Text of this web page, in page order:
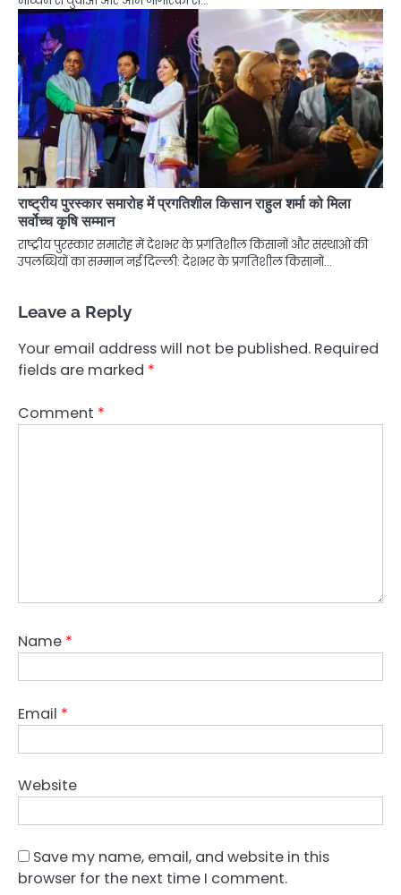
राष्ट्रीय पुरस्कार समारोह में प्रगतिशील किसान राहुल शर्मा को मिला
सर्वोच्च कृषि सम्मान
राष्ट्रीय पुरस्कार समारोह में देशभर के प्रगतिशील किसानों और संस्थाओं की
उपलब्धियों का सम्मान नई दिल्ली: देशभर के प्रगतिशील किसानों…
Leave a Reply
Your email address will not be published. Required
fields are marked *
Comment *
Name *
Email *
Website
Save my name, email, and website in this
browser for the next time I comment.